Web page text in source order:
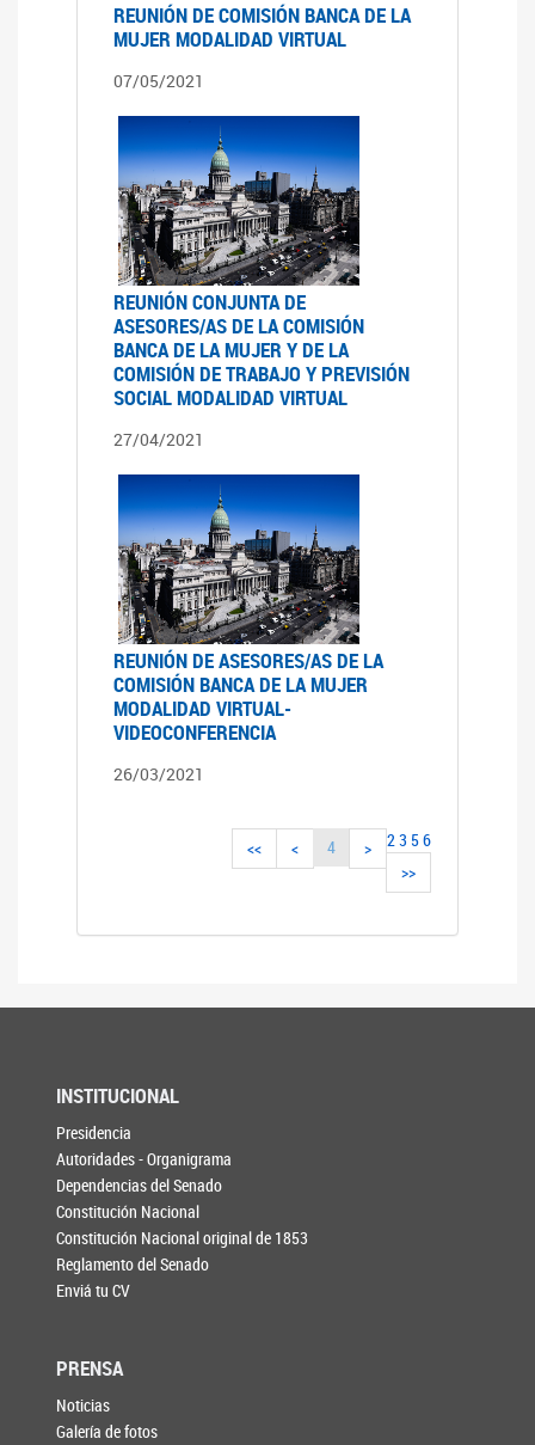
REUNIÓN DE COMISIÓN BANCA DE LA
MUJER MODALIDAD VIRTUAL
07/05/2021
REUNIÓN CONJUNTA DE
ASESORES/AS DE LA COMISIÓN
BANCA DE LA MUJER Y DE LA
COMISIÓN DE TRABAJO Y PREVISIÓN
SOCIAL MODALIDAD VIRTUAL
27/04/2021
REUNIÓN DE ASESORES/AS DE LA
COMISIÓN BANCA DE LA MUJER
MODALIDAD VIRTUAL-
VIDEOCONFERENCIA
26/03/2021
<< < 23
4 56
>
>>
INSTITUCIONAL
Presidencia
Autoridades - Organigrama
Dependencias del Senado
Constitución Nacional
Constitución Nacional original de 1853
Reglamento del Senado
Enviá tu CV
PRENSA
Noticias
Galería de fotos